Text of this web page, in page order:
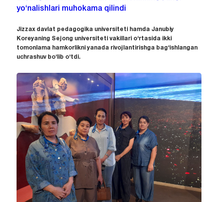
yo‘nalishlari muhokama qilindi
Jizzax davlat pedagogika universiteti hamda Janubiy
Koreyaning Sejong universiteti vakillari o‘rtasida ikki
tomonlama hamkorlikni yanada rivojlantirishga bag‘ishlangan
uchrashuv bo‘lib o‘tdi.